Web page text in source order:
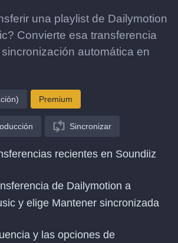
una playlist de Dailymotion
Convierte esa transferencia
automática en
Premium
Sincronizar
recientes en Soundiiz
de Dailymotion a
y elige Mantener sincronizada
y las opciones de